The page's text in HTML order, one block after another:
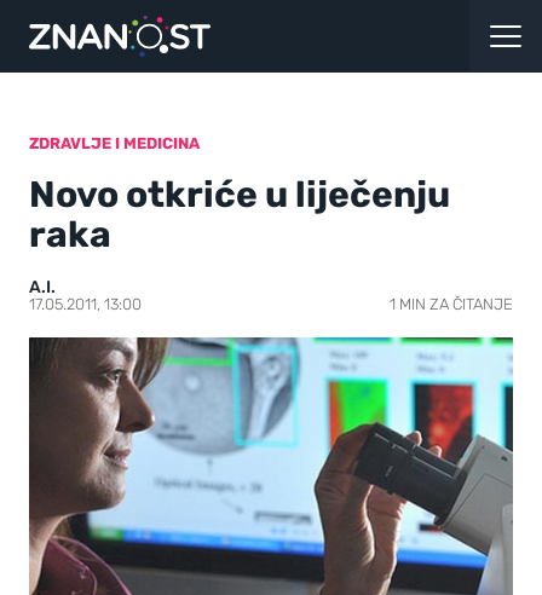
ZDRAVLJE I MEDICINA
Novo otkriće u liječenju
raka
A.I.
17.05.2011, 13:00 1 MIN ZA ČITANJE